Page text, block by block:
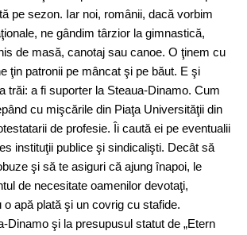
pe sezon. Iar noi, românii, dacă vorbim
ne gândim târzior la gimnastică,
de masă, canotaj sau canoe. O ţinem cu
ţin patronii pe mâncat şi pe băut. E şi
trăi: a fi suporter la Steaua-Dinamo. Cum
cu mişcările din Piaţa Universităţii din
de profesie. Îi caută ei pe eventualii
instituţii publice şi sindicalişti. Decât să
şi să te asiguri că ajung înapoi, le
de necesitate oamenilor devotaţi,
o apă plată şi un covrig cu stafide.
Dinamo şi la presupusul statut de „Etern